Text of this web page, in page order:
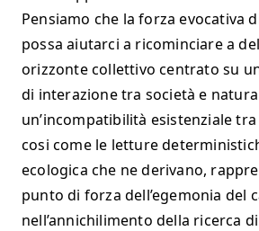
Pensiamo che la forza evocativa
possa aiutarci a ricominciare a
orizzonte collettivo centrato su
di interazione tra società e natura.
un’incompatibilità esistenziale
cosi come le letture
ecologica che ne derivano,
punto di forza dell’egemonia del
nell’annichilimento della ricerca